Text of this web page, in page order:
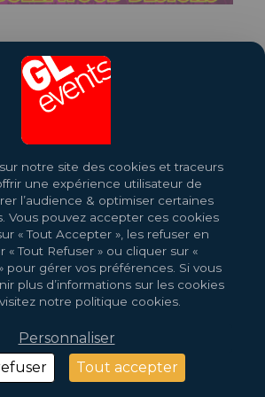
© GL Events Design by
notre site des cookies et traceurs
une expérience utilisateur de
l’audience & optimiser certaines
Vous pouvez accepter ces cookies
« Tout Accepter », les refuser en
« Tout Refuser » ou cliquer sur «
pour gérer vos préférences. Si vous
plus d’informations sur les cookies
notre politique cookies.
Tout accepter
Personnaliser